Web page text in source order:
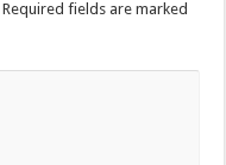
Required fields are marked